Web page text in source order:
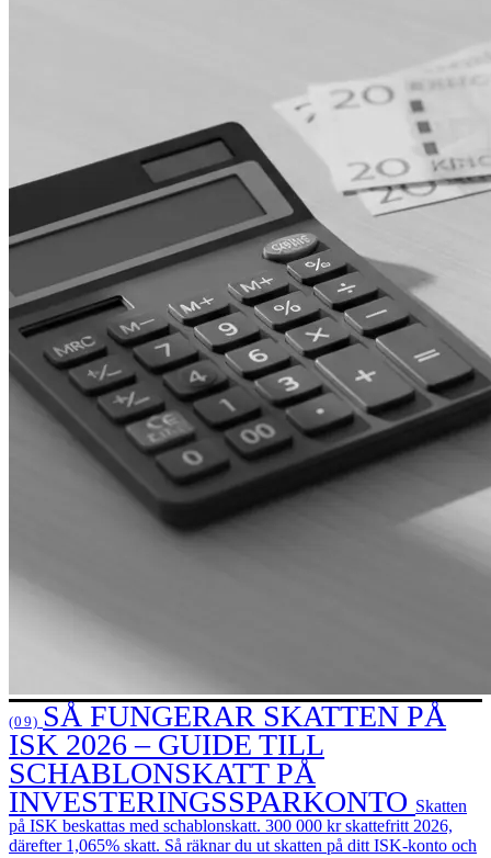
(09) SÅ FUNGERAR SKATTEN PÅ
ISK 2026 – GUIDE TILL
SCHABLONSKATT PÅ
INVESTERINGSSPARKONTO Skatten
på ISK beskattas med schablonskatt. 300 000 kr skattefritt 2026,
därefter 1,065% skatt. Så räknar du ut skatten på ditt ISK-konto och